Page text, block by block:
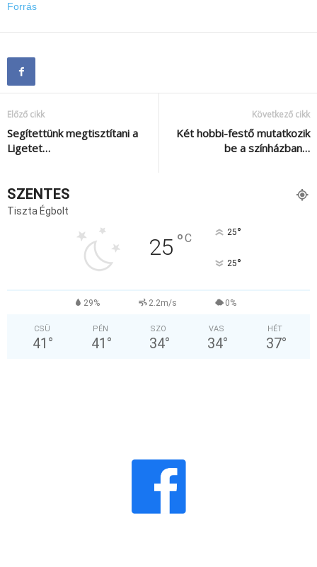
Forrás
Előző cikk
Segítettünk megtisztítani a
Ligetet…
Következő cikk
Két hobbi-festő mutatkozik
be a színházban…
SZENTES
Tiszta Égbolt
25 °C 25°
25°
29% 2.2m/s 0%
CSÜ
41 °
PÉN
41 °
SZO
34°
VAS
34°
HÉT
37°